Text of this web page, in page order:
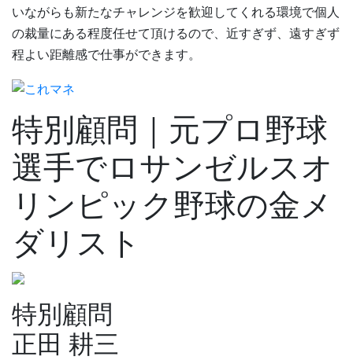
いながらも新たなチャレンジを歓迎してくれる環境で個人
の裁量にある程度任せて頂けるので、近すぎず、遠すぎず
程よい距離感で仕事ができます。
特別顧問｜元プロ野球
選手でロサンゼルスオ
リンピック野球の金メ
ダリスト
特別顧問
正田 耕三